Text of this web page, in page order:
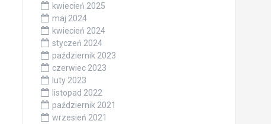
kwiecień 2025
maj 2024
kwiecień 2024
styczeń 2024
październik 2023
czerwiec 2023
luty 2023
listopad 2022
październik 2021
wrzesień 2021